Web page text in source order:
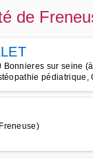
de
sur seine
pédiatrique,